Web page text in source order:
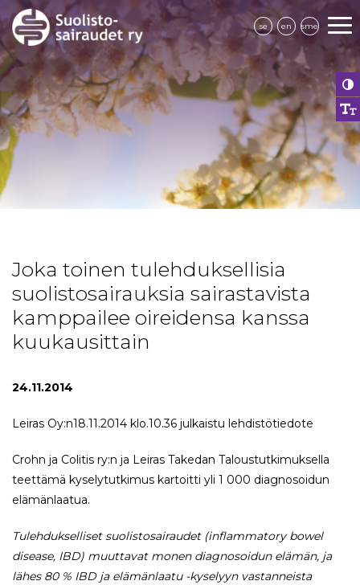
se en sme
Joka toinen tulehduksellisia
suolistosairauksia sairastavista
kamppailee oireidensa kanssa
kuukausittain
24.11.2014
Leiras Oy:n18.11.2014 klo.10.36 julkaistu lehdistötiedote
Crohn ja Colitis ry:n ja Leiras Takedan Taloustutkimuksella
teettämä kyselytutkimus kartoitti yli 1 000 diagnosoidun
elämänlaatua.
Tulehdukselliset suolistosairaudet (inflammatory bowel
disease, IBD) muuttavat monen diagnosoidun elämän, ja
lähes 80 % IBD ja elämänlaatu -kyselyyn vastanneista